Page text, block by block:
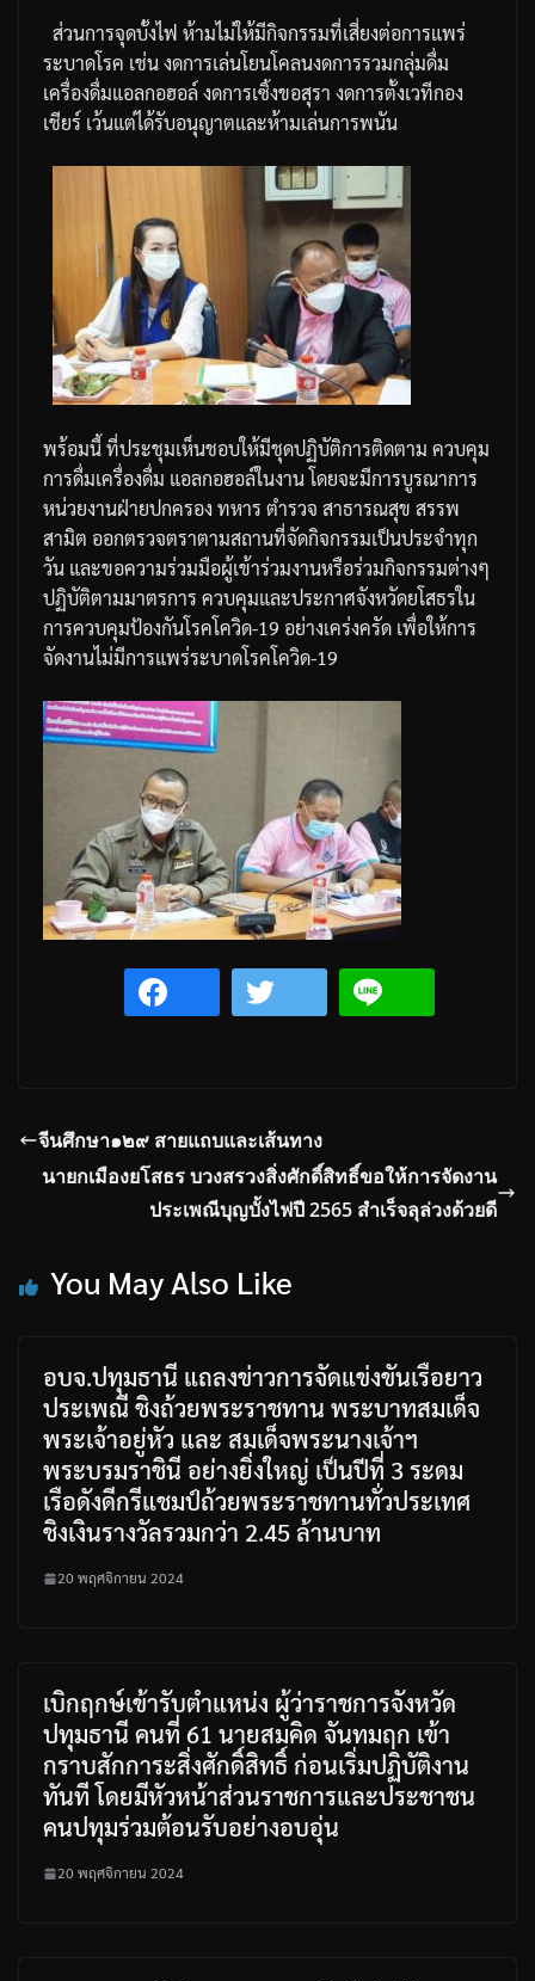
ส่วนการจุดบั้งไฟ ห้ามไม่ให้มีกิจกรรมที่เสี่ยงต่อการแพร่
ระบาดโรค เช่นงดการเล่นโยนโคลนงดการรวมกลุ่มดื่ม
เครื่องดื่มแอลกอฮอล์ งดการเซิ้งขอสุรา งดการตั้งเวทีกอง
เชียร์ เว้นแต่ได้รับอนุญาตและห้ามเล่นการพนัน
พร้อมนี้ที่ประชุมเห็นชอบให้มีชุดปฏิบัติการติดตาม ควบคุม
การดื่มเครื่องดื่ม แอลกอฮอล์ในงานโดยจะมีการบูรณาการ
หน่วยงานฝ่ายปกครอง ทหาร ตำรวจ สาธารณสุข สรรพ
สามิต ออกตรวจตราตามสถานที่จัดกิจกรรมเป็นประจำทุก
วัน และขอความร่วมมือผู้เข้าร่วมงานหรือร่วมกิจกรรมต่างๆ
ปฏิบัติตามมาตรการ ควบคุมและประกาศจังหวัดยโสธรใน
การควบคุมป้องกันโรคโควิด-19 อย่างเคร่งครัด เพื่อให้การ
จัดงานไม่มีการแพร่ระบาดโรคโควิด-19
จีนศึกษา๑๒๙ สายแถบและเส้นทาง
นายกเมืองยโสธร บวงสรวงสิ่งศักดิ์สิทธิ์ขอให้การจัดงาน
ประเพณีบุญบั้งไฟปี 2565 สำเร็จลุล่วงด้วยดี
You May Also Like
อบจ.ปทุมธานี แถลงข่าวการจัดแข่งขันเรือยาว
ประเพณี ชิงถ้วยพระราชทาน พระบาทสมเด็จ
พระเจ้าอยู่หัว และ สมเด็จพระนางเจ้าฯ
พระบรมราชินี อย่างยิ่งใหญ่ เป็นปีที่ 3 ระดม
เรือดังดีกรีแชมป์ถ้วยพระราชทานทั่วประเทศ
ชิงเงินรางวัลรวมกว่า 2.45 ล้านบาท
20 พฤศจิกายน 2024
เบิกฤกษ์เข้ารับตำแหน่ง ผู้ว่าราชการจังหวัด
ปทุมธานี คนที่ 61 นายสมคิด จันทมฤก เข้า
กราบสักการะสิ่งศักดิ์สิทธิ์ ก่อนเริ่มปฏิบัติงาน
ทันที โดยมีหัวหน้าส่วนราชการและประชาชน
คนปทุมร่วมต้อนรับอย่างอบอุ่น
20 พฤศจิกายน 2024